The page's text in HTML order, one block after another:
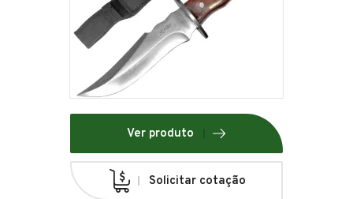
Ver produto
Solicitar cotação